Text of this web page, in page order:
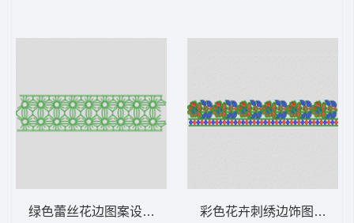
绿色蕾丝花边图案设计 条带状 水溶条码网布
彩色花卉刺绣边饰图案 条